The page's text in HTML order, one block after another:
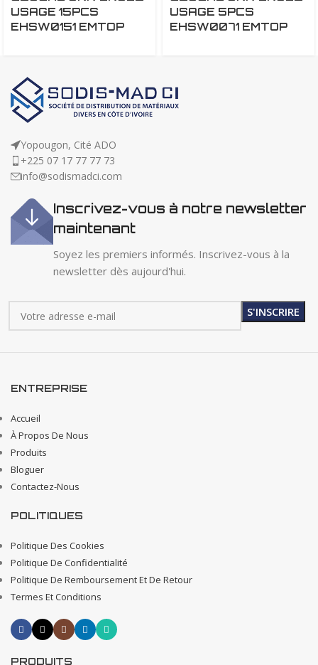
USAGE 15PCS
EHSW0151 EMTOP
USAGE 5PCS
EHSW0071 EMTOP
Yopougon, Cité ADO
+225 07 17 77 77 73
info@sodismadci.com
Inscrivez-vous à notre newsletter
maintenant
Soyez les premiers informés. Inscrivez-vous à la
newsletter dès aujourd'hui.
ENTREPRISE
Accueil
À Propos De Nous
Produits
Bloguer
Contactez-Nous
POLITIQUES
Politique Des Cookies
Politique De Confidentialité
Politique De Remboursement Et De Retour
Termes Et Conditions
PRODUITS